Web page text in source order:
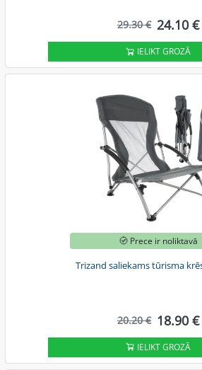
29.30 € 24.10 €
IELIKT GROZĀ
Prece ir noliktavā
Trizand saliekams tūrisma
20.20 € 18.90 €
IELIKT GROZĀ